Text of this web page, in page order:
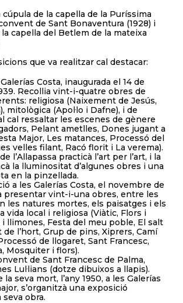
de la capella de la Puríssima
de Sant Bonaventura (1928) i
capella del Betlem de la mateixa
que va realitzar cal destacar:
Costa, inaugurada el 14 de
Recollia vint-i-quatre obres de
religiosa (Naixement de Jesús,
mitològica (Apol·lo i Dafne), i de
cal ressaltar les escenes de gènere
Pelant ametlles, Dones jugant a
Major, Les matances, Processó del
velles filant, Racó florit i La verema).
l’Allapassa practicà l’art per l’art, i la
la lluminositat d’algunes obres i una
en la pinzellada.
a les Galerías Costa, el novembre de
presentar vint-i-una obres, entre les
les natures mortes, els paisatges i els
vida local i religiosa (Viàtic, Flors i
i llimones, Festa del meu poble, El salt
de l’hort, Grup de pins, Xiprers, Camí
de llogaret, Sant Francesc,
Mosquiter i flors).
de Sant Francesc de Palma,
Lul·lians (dotze dibuixos a llapis).
seva mort, l’any 1950, a les Galerías
s’organitzà una exposició
obra.